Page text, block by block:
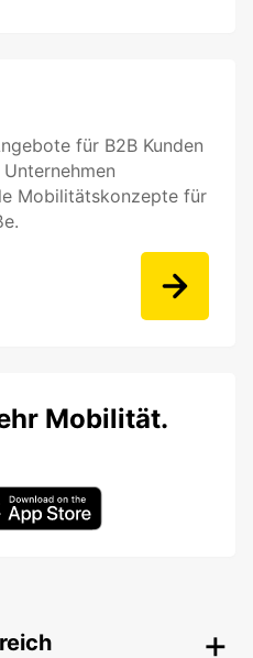
für B2B Kunden
Mobilitätskonzepte für
Mobilität.